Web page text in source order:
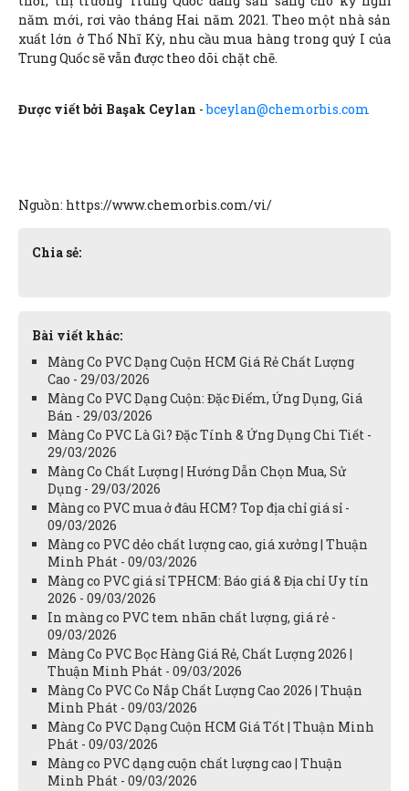
năm mới, rơi vào tháng Hai năm 2021. Theo một nhà sản
xuất lớn ở Thổ Nhĩ Kỳ, nhu cầu mua hàng trong quý I của
Trung Quốc sẽ vẫn được theo dõi chặt chẽ.
Được viết bởi Başak Ceylan -bceylan@chemorbis.com
Nguồn: https://www.chemorbis.com/vi/
Chia sẻ:
Bài viết khác:
Màng Co PVC Dạng Cuộn HCM Giá Rẻ Chất Lượng
Cao - 29/03/2026
Màng Co PVC Dạng Cuộn: Đặc Điểm, Ứng Dụng, Giá
Bán - 29/03/2026
Màng Co PVC Là Gì? Đặc Tính & Ứng Dụng Chi Tiết -
29/03/2026
Màng Co Chất Lượng | Hướng Dẫn Chọn Mua, Sử
Dụng - 29/03/2026
Màng co PVC mua ở đâu HCM? Top địa chỉ giá sỉ -
09/03/2026
Màng co PVC dẻo chất lượng cao, giá xưởng | Thuận
Minh Phát - 09/03/2026
Màng co PVC giá sỉ TPHCM: Báo giá & Địa chỉ Uy tín
2026 - 09/03/2026
In màng co PVC tem nhãn chất lượng, giá rẻ -
09/03/2026
Màng Co PVC Bọc Hàng Giá Rẻ, Chất Lượng 2026 |
Thuận Minh Phát - 09/03/2026
Màng Co PVC Co Nắp Chất Lượng Cao 2026 | Thuận
Minh Phát - 09/03/2026
Màng Co PVC Dạng Cuộn HCM Giá Tốt | Thuận Minh
Phát - 09/03/2026
Màng co PVC dạng cuộn chất lượng cao | Thuận
Minh Phát - 09/03/2026